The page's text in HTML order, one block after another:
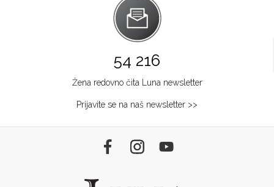
54 216
Žena redovno čita Luna newsletter
Prijavite se na naš newsletter >>